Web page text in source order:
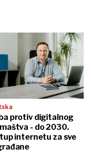
protiv digitalnog
- do 2030.
internetu za sve